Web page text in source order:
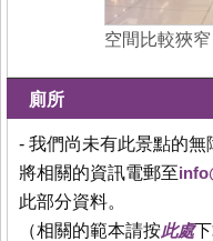
空間比較狹窄
廁所
- 我們尚未有此景點的
將相關的資訊電郵至
此部分資料。
（相關的範本請按此處下